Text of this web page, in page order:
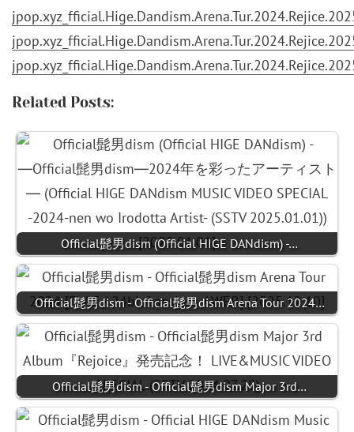
Related Posts:
Official髭男dism (Official HIGE DANdism) -…
Official髭男dism - Official髭男dism Arena Tour 2024…
Official髭男dism - Official髭男dism Major 3rd…